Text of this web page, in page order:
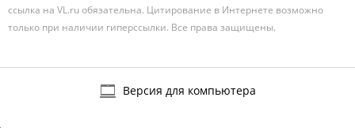
ссылка на VL.ru обязательна. Цитирование в Интернете возможно
только при наличии гиперссылки. Все права защищены.
Версия для компьютера